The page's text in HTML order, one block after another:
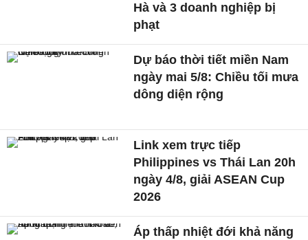
Hà và 3 doanh nghiệp bị
phạt
Dự báo thời tiết miền Nam
ngày mai 5/8: Chiều tối mưa
dông diện rộng
Link xem trực tiếp
Philippines vs Thái Lan 20h
ngày 4/8, giải ASEAN Cup
2026
Áp thấp nhiệt đới khả năng